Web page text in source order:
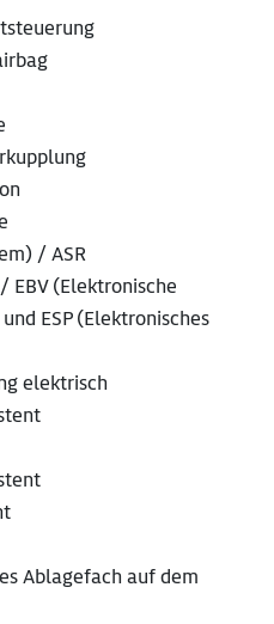
/ ASR
(Elektronische
ESP (Elektronisches
elektrisch
Ablagefach auf dem